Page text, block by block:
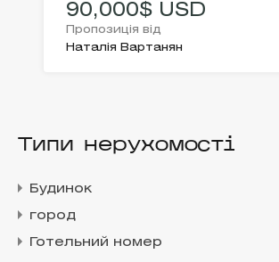
90,000$ USD
Пропозиція від
Наталія Вартанян
Типи нерухомості
Будинок
город
Готельний номер